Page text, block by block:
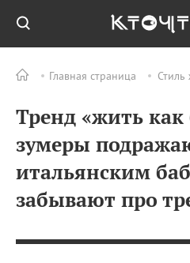
Главная страница Стиль
Тренд «жить как
зумеры
итальянским
забывают про